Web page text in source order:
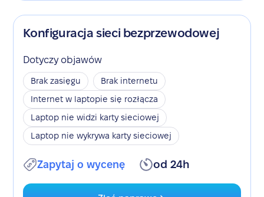
Konfiguracja sieci bezprzewodowej
Dotyczy objawów
Brak zasięgu
Brak internetu
Internet w laptopie się rozłącza
Laptop nie widzi karty sieciowej
Laptop nie wykrywa karty sieciowej
Zapytaj o wycenę od 24h